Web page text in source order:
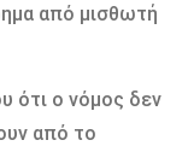
από μισθωτή
ότι ο νόμος δεν
από το